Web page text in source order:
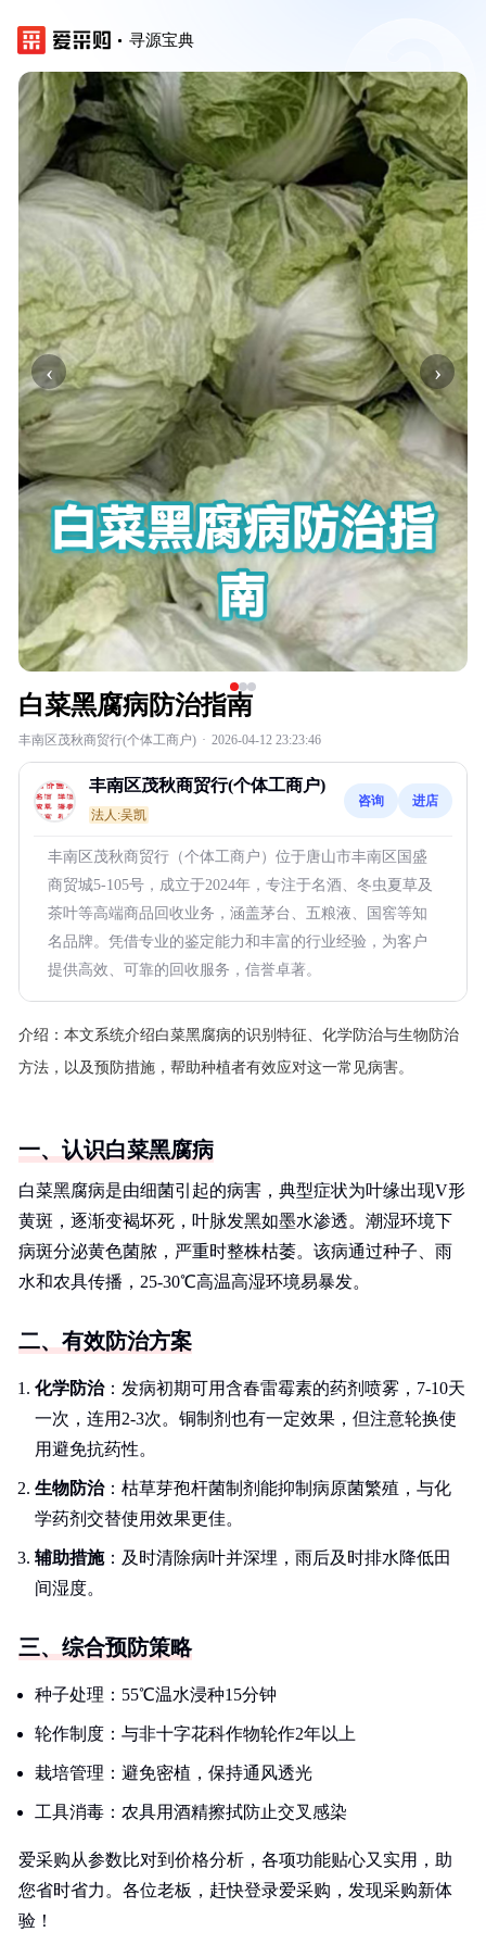
寻源宝典
‹ ›
白菜黑腐病防治指南
丰南区茂秋商贸行(个体工商户) · 2026-04-12 23:23:46
丰南区茂秋商贸行(个体工商户)
法人:吴凯
咨询 进店
丰南区茂秋商贸行（个体工商户）位于唐山市丰南区国盛
商贸城5-105号，成立于2024年，专注于名酒、冬虫夏草及
茶叶等高端商品回收业务，涵盖茅台、五粮液、国窖等知
名品牌。凭借专业的鉴定能力和丰富的行业经验，为客户
提供高效、可靠的回收服务，信誉卓著。
介绍： 本文系统介绍白菜黑腐病的识别特征、化学防治与生物防治
方法，以及预防措施，帮助种植者有效应对这一常见病害。
一、认识白菜黑腐病
白菜黑腐病是由细菌引起的病害，典型症状为叶缘出现V形
黄斑，逐渐变褐坏死，叶脉发黑如墨水渗透。潮湿环境下
病斑分泌黄色菌脓，严重时整株枯萎。该病通过种子、雨
水和农具传播，25-30℃高温高湿环境易暴发。
二、有效防治方案
化学防治：发病初期可用含春雷霉素的药剂喷雾，7-10天
一次，连用2-3次。铜制剂也有一定效果，但注意轮换使
用避免抗药性。
生物防治：枯草芽孢杆菌制剂能抑制病原菌繁殖，与化
学药剂交替使用效果更佳。
辅助措施：及时清除病叶并深埋，雨后及时排水降低田
间湿度。
三、综合预防策略
种子处理：55℃温水浸种15分钟
轮作制度：与非十字花科作物轮作2年以上
栽培管理：避免密植，保持通风透光
工具消毒：农具用酒精擦拭防止交叉感染
爱采购从参数比对到价格分析，各项功能贴心又实用，助
您省时省力。各位老板，赶快登录爱采购，发现采购新体
验！